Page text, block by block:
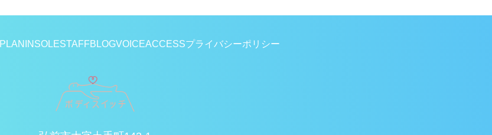
PLAN INSOLESTAFFBLOGVOICEACCESSプライバシーポリシー